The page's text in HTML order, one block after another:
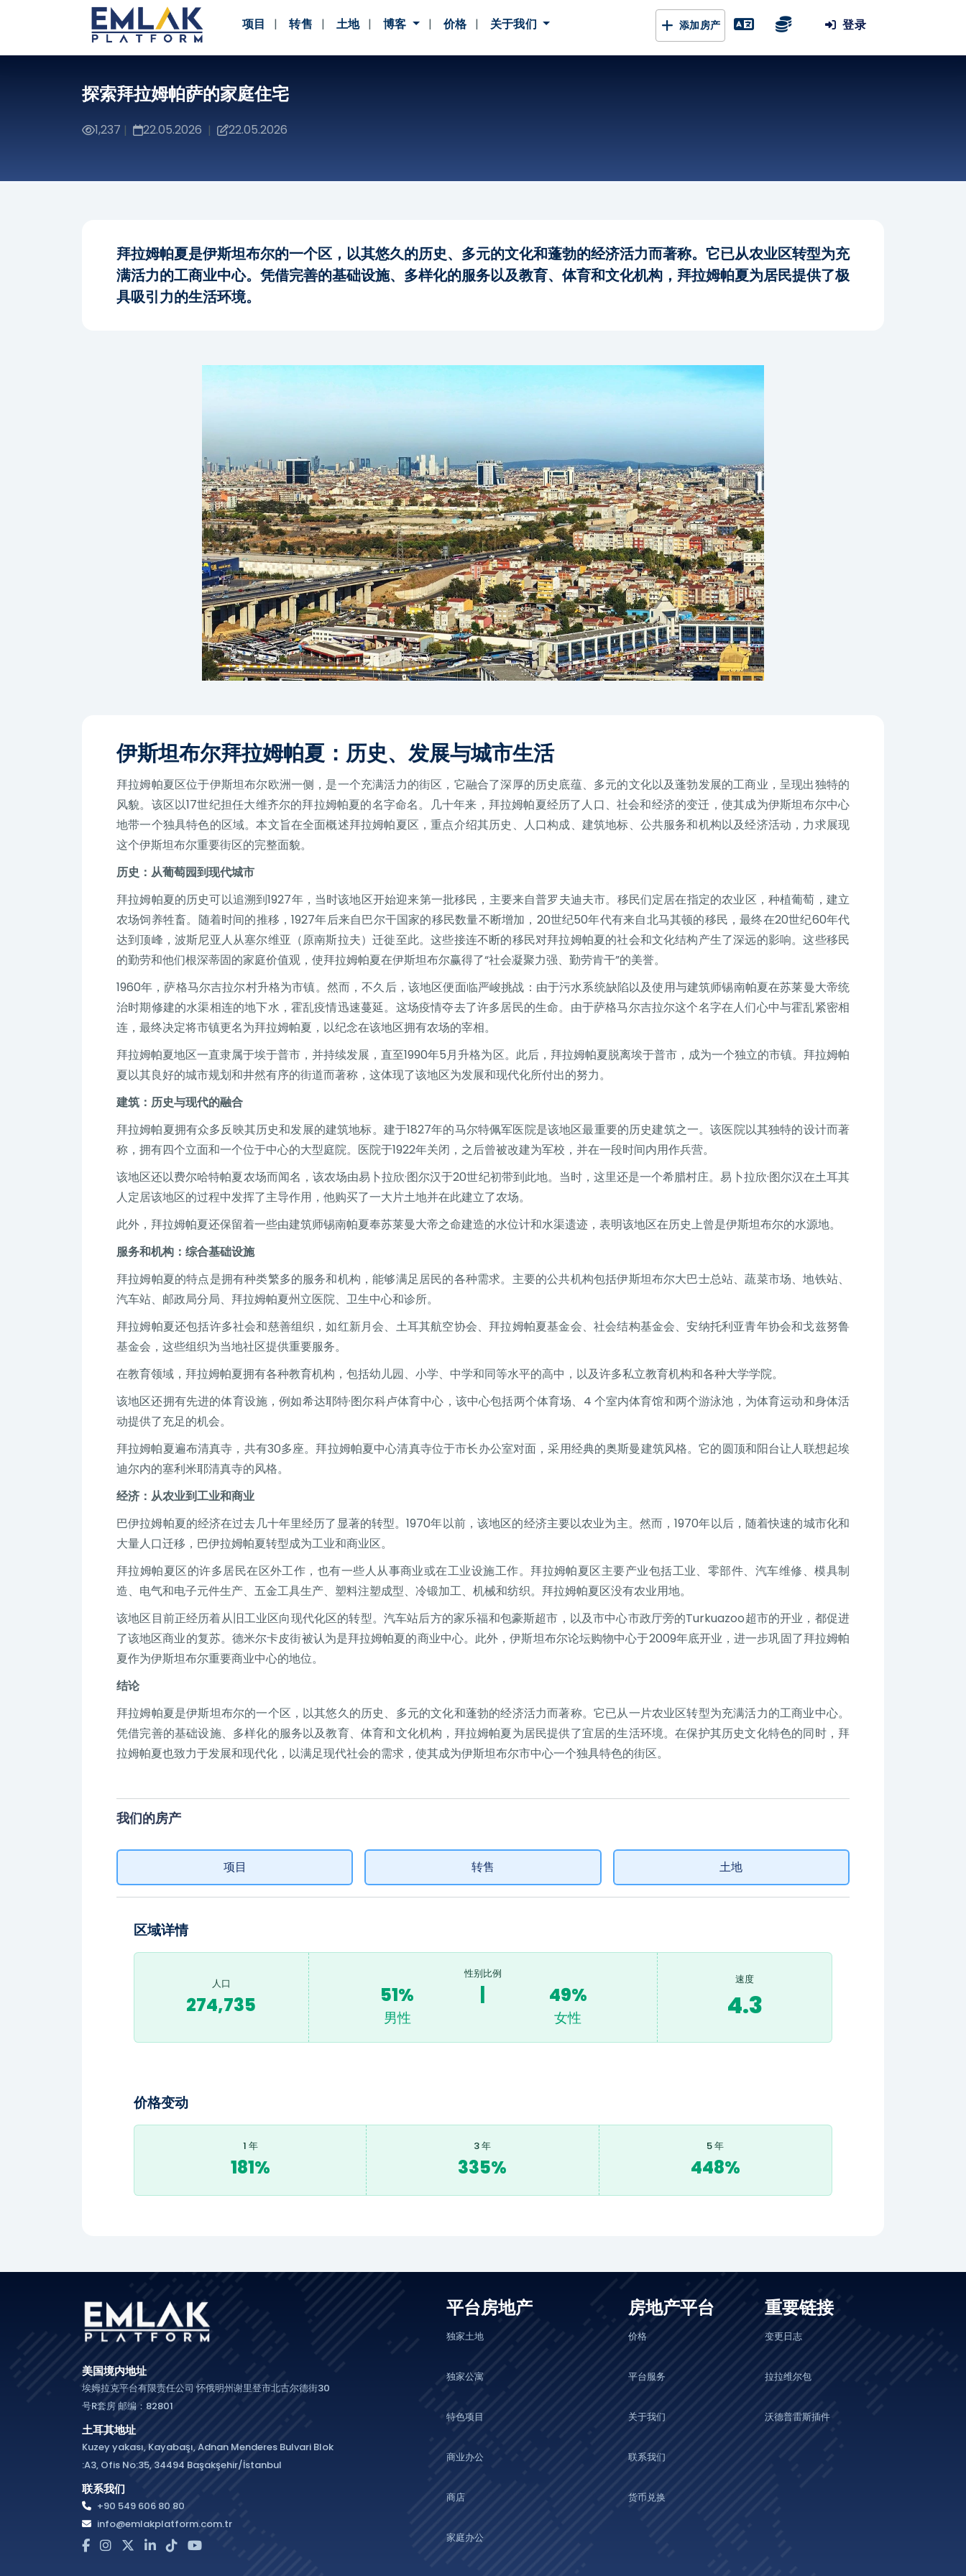
项目 转售 土地 博客 价格 关于我们 添加房产 登录
探索拜拉姆帕萨的家庭住宅
1,237 | 22.05.2026 | 22.05.2026
拜拉姆帕夏是伊斯坦布尔的一个区，以其悠久的历史、多元的文化和蓬勃的经济活力而著称。它已从农业区转型为充
满活力的工商业中心。凭借完善的基础设施、多样化的服务以及教育、体育和文化机构，拜拉姆帕夏为居民提供了极
具吸引力的生活环境。
伊斯坦布尔拜拉姆帕夏：历史、发展与城市生活
拜拉姆帕夏区位于伊斯坦布尔欧洲一侧，是一个充满活力的街区，它融合了深厚的历史底蕴、多元的文化以及蓬勃发展的工商业，呈现出独特的
风貌。该区以17世纪担任大维齐尔的拜拉姆帕夏的名字命名。几十年来，拜拉姆帕夏经历了人口、社会和经济的变迁，使其成为伊斯坦布尔中心
地带一个独具特色的区域。本文旨在全面概述拜拉姆帕夏区，重点介绍其历史、人口构成、建筑地标、公共服务和机构以及经济活动，力求展现
这个伊斯坦布尔重要街区的完整面貌。
历史：从葡萄园到现代城市
拜拉姆帕夏的历史可以追溯到1927年，当时该地区开始迎来第一批移民，主要来自普罗夫迪夫市。移民们定居在指定的农业区，种植葡萄，建立
农场饲养牲畜。随着时间的推移，1927年后来自巴尔干国家的移民数量不断增加，20世纪50年代有来自北马其顿的移民，最终在20世纪60年代
达到顶峰，波斯尼亚人从塞尔维亚（原南斯拉夫）迁徙至此。这些接连不断的移民对拜拉姆帕夏的社会和文化结构产生了深远的影响。这些移民
的勤劳和他们根深蒂固的家庭价值观，使拜拉姆帕夏在伊斯坦布尔赢得了“社会凝聚力强、勤劳肯干”的美誉。
1960年，萨格马尔吉拉尔村升格为市镇。然而，不久后，该地区便面临严峻挑战：由于污水系统缺陷以及使用与建筑师锡南帕夏在苏莱曼大帝统
治时期修建的水渠相连的地下水，霍乱疫情迅速蔓延。这场疫情夺去了许多居民的生命。由于萨格马尔吉拉尔这个名字在人们心中与霍乱紧密相
连，最终决定将市镇更名为拜拉姆帕夏，以纪念在该地区拥有农场的宰相。
拜拉姆帕夏地区一直隶属于埃于普市，并持续发展，直至1990年5月升格为区。此后，拜拉姆帕夏脱离埃于普市，成为一个独立的市镇。拜拉姆帕
夏以其良好的城市规划和井然有序的街道而著称，这体现了该地区为发展和现代化所付出的努力。
建筑：历史与现代的融合
拜拉姆帕夏拥有众多反映其历史和发展的建筑地标。建于1827年的马尔特佩军医院是该地区最重要的历史建筑之一。该医院以其独特的设计而著
称，拥有四个立面和一个位于中心的大型庭院。医院于1922年关闭，之后曾被改建为军校，并在一段时间内用作兵营。
该地区还以费尔哈特帕夏农场而闻名，该农场由易卜拉欣·图尔汉于20世纪初带到此地。当时，这里还是一个希腊村庄。易卜拉欣·图尔汉在土耳其
人定居该地区的过程中发挥了主导作用，他购买了一大片土地并在此建立了农场。
此外，拜拉姆帕夏还保留着一些由建筑师锡南帕夏奉苏莱曼大帝之命建造的水位计和水渠遗迹，表明该地区在历史上曾是伊斯坦布尔的水源地。
服务和机构：综合基础设施
拜拉姆帕夏的特点是拥有种类繁多的服务和机构，能够满足居民的各种需求。主要的公共机构包括伊斯坦布尔大巴士总站、蔬菜市场、地铁站、
汽车站、邮政局分局、拜拉姆帕夏州立医院、卫生中心和诊所。
拜拉姆帕夏还包括许多社会和慈善组织，如红新月会、土耳其航空协会、拜拉姆帕夏基金会、社会结构基金会、安纳托利亚青年协会和戈兹努鲁
基金会，这些组织为当地社区提供重要服务。
在教育领域，拜拉姆帕夏拥有各种教育机构，包括幼儿园、小学、中学和同等水平的高中，以及许多私立教育机构和各种大学学院。
该地区还拥有先进的体育设施，例如希达耶特·图尔科卢体育中心，该中心包括两个体育场、4 个室内体育馆和两个游泳池，为体育运动和身体活
动提供了充足的机会。
拜拉姆帕夏遍布清真寺，共有30多座。拜拉姆帕夏中心清真寺位于市长办公室对面，采用经典的奥斯曼建筑风格。它的圆顶和阳台让人联想起埃
迪尔内的塞利米耶清真寺的风格。
经济：从农业到工业和商业
巴伊拉姆帕夏的经济在过去几十年里经历了显著的转型。1970年以前，该地区的经济主要以农业为主。然而，1970年以后，随着快速的城市化和
大量人口迁移，巴伊拉姆帕夏转型成为工业和商业区。
拜拉姆帕夏区的许多居民在区外工作，也有一些人从事商业或在工业设施工作。拜拉姆帕夏区主要产业包括工业、零部件、汽车维修、模具制
造、电气和电子元件生产、五金工具生产、塑料注塑成型、冷锻加工、机械和纺织。拜拉姆帕夏区没有农业用地。
该地区目前正经历着从旧工业区向现代化区的转型。汽车站后方的家乐福和包豪斯超市，以及市中心市政厅旁的Turkuazoo超市的开业，都促进
了该地区商业的复苏。德米尔卡皮街被认为是拜拉姆帕夏的商业中心。此外，伊斯坦布尔论坛购物中心于2009年底开业，进一步巩固了拜拉姆帕
夏作为伊斯坦布尔重要商业中心的地位。
结论
拜拉姆帕夏是伊斯坦布尔的一个区，以其悠久的历史、多元的文化和蓬勃的经济活力而著称。它已从一片农业区转型为充满活力的工商业中心。
凭借完善的基础设施、多样化的服务以及教育、体育和文化机构，拜拉姆帕夏为居民提供了宜居的生活环境。在保护其历史文化特色的同时，拜
拉姆帕夏也致力于发展和现代化，以满足现代社会的需求，使其成为伊斯坦布尔市中心一个独具特色的街区。
我们的房产
项目 转售 土地
区域详情
人口
274,735
性别比例
51%
男性
49%
女性
速度
4.3
价格变动
1 年
181%
3 年
335%
5 年
448%
美国境内地址
埃姆拉克平台有限责任公司 怀俄明州谢里登市北古尔德街30
号R套房 邮编：82801
土耳其地址
Kuzey yakası, Kayabaşı, Adnan Menderes Bulvari Blok
:A3, Ofis No:35, 34494 Başakşehir/İstanbul
联系我们
+90 549 606 80 80
info@emlakplatform.com.tr
平台房地产
独家土地
独家公寓
特色项目
商业办公
商店
家庭办公
房地产平台
价格
平台服务
关于我们
联系我们
货币兑换
重要链接
变更日志
拉拉维尔包
沃德普雷斯插件